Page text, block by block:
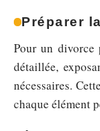
Préparer
Pour un divorce
détaillée,
nécessaires.
chaque élément